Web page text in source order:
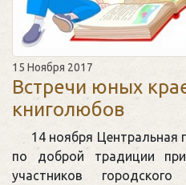
15 Ноября 2017
Встречи юных
книголюбов
14 ноября Центральная
по доброй традиции
участников